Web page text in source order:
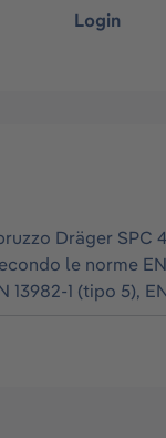
Login
Dräger SPC
le norme
13982-1 (tipo 5),